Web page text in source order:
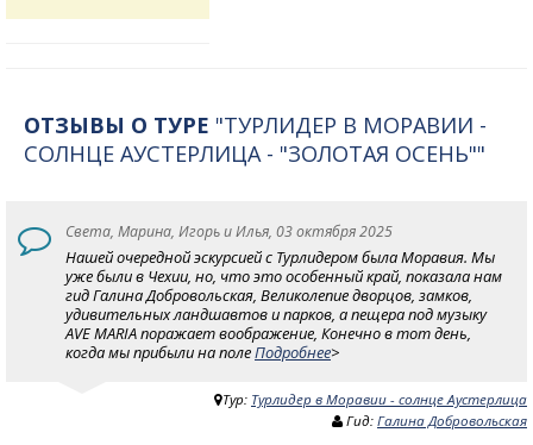
ОТЗЫВЫ О ТУРЕ "ТУРЛИДЕР В МОРАВИИ -
СОЛНЦЕ АУСТЕРЛИЦА - "ЗОЛОТАЯ ОСЕНЬ""
Света, Марина, Игорь и Илья, 03 октября 2025
Нашей очередной эскурсией с Турлидером была Моравия. Мы
уже были в Чехии, но, что это особенный край, показала нам
гид Галина Добровольская, Великолепие дворцов, замков,
удивительных ландшавтов и парков, а пещера под музыку
AVE MARIA поражает воображение, Конечно в тот день,
когда мы прибыли на полеПодробнее>
Тур: Турлидер в Моравии - солнце Аустерлица
Гид: Галина Добровольская